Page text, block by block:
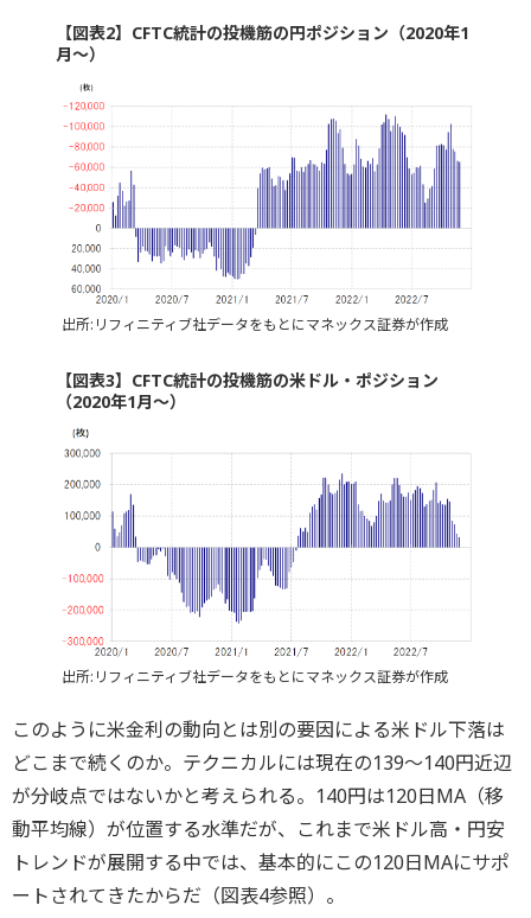
【図表2】CFTC統計の投機筋の円ポジション（2020年1
月～）
出所:リフィニティブ社データをもとにマネックス証券が作成
【図表3】CFTC統計の投機筋の米ドル・ポジション
（2020年1月～）
出所:リフィニティブ社データをもとにマネックス証券が作成
このように米金利の動向とは別の要因による米ドル下落は
どこまで続くのか。テクニカルには現在の139～140円近辺
が分岐点ではないかと考えられる。140円は120日MA（移
動平均線）が位置する水準だが、これまで米ドル高・円安
トレンドが展開する中では、基本的にこの120日MAにサポ
ートされてきたからだ（図表4参照）。